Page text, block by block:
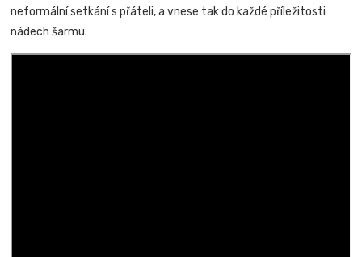
neformální setkání s přáteli, a vnese tak do každé příležitosti
nádech šarmu.